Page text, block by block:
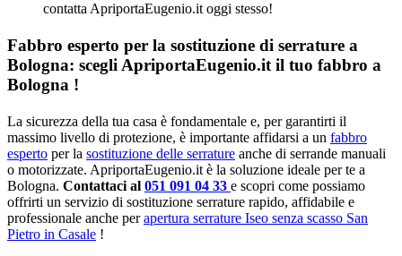
contatta ApriportaEugenio.it oggi stesso!
Fabbro esperto per la sostituzione di serrature a
Bologna: scegli ApriportaEugenio.it il tuo fabbro a
Bologna !
La sicurezza della tua casa è fondamentale e, per garantirti il
massimo livello di protezione, è importante affidarsi a un fabbro
esperto per la sostituzione delle serrature anche di serrande manuali
o motorizzate. ApriportaEugenio.it è la soluzione ideale per te a
Bologna. Contattaci al 051 091 04 33 e scopri come possiamo
offrirti un servizio di sostituzione serrature rapido, affidabile e
professionale anche perapertura serrature Iseo senza scasso San
Pietro in Casale !